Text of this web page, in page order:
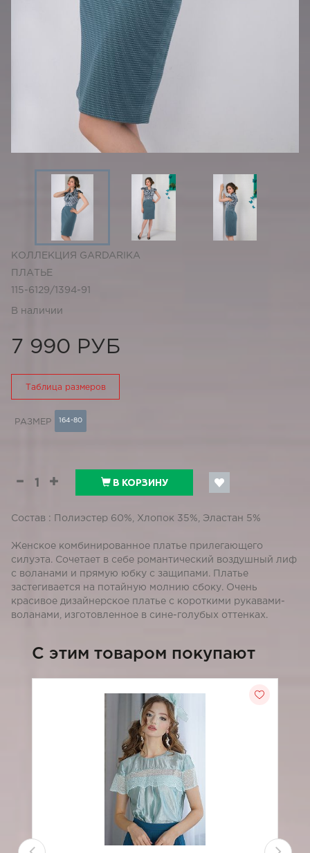
КОЛЛЕКЦИЯ GARDARIKA
ПЛАТЬЕ
115-6129/1394-91
В наличии
7 990 РУБ
Таблица размеров
РАЗМЕР 164-80
В КОРЗИНУ
Состав : Полиэстер 60%, Хлопок 35%, Эластан 5%
Женское комбинированное платье прилегающего
силуэта. Сочетает в себе романтический воздушный лиф
с воланами и прямую юбку с защипами. Платье
застегивается на потайную молнию сбоку. Очень
красивое дизайнерское платье с короткими рукавами-
воланами, изготовленное в сине-голубых оттенках.
C этим товаром покупают